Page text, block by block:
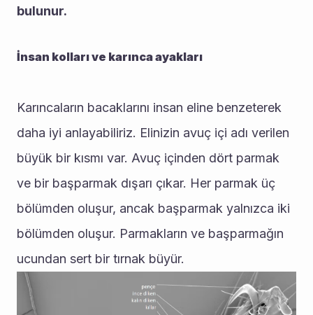
bulunur.
İnsan kolları ve karınca ayakları
Karıncaların bacaklarını insan eline benzeterek
daha iyi anlayabiliriz. Elinizin avuç içi adı verilen
büyük bir kısmı var. Avuç içinden dört parmak
ve bir başparmak dışarı çıkar. Her parmak üç
bölümden oluşur, ancak başparmak yalnızca iki
bölümden oluşur. Parmakların ve başparmağın
ucundan sert bir tırnak büyür.